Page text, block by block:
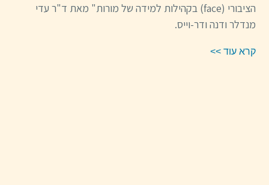
הציבורי (face) בקהילות למידה של מורות" מאת ד"ר עדי
מנדלר ודנה ודר-וייס.
קרא עוד >>